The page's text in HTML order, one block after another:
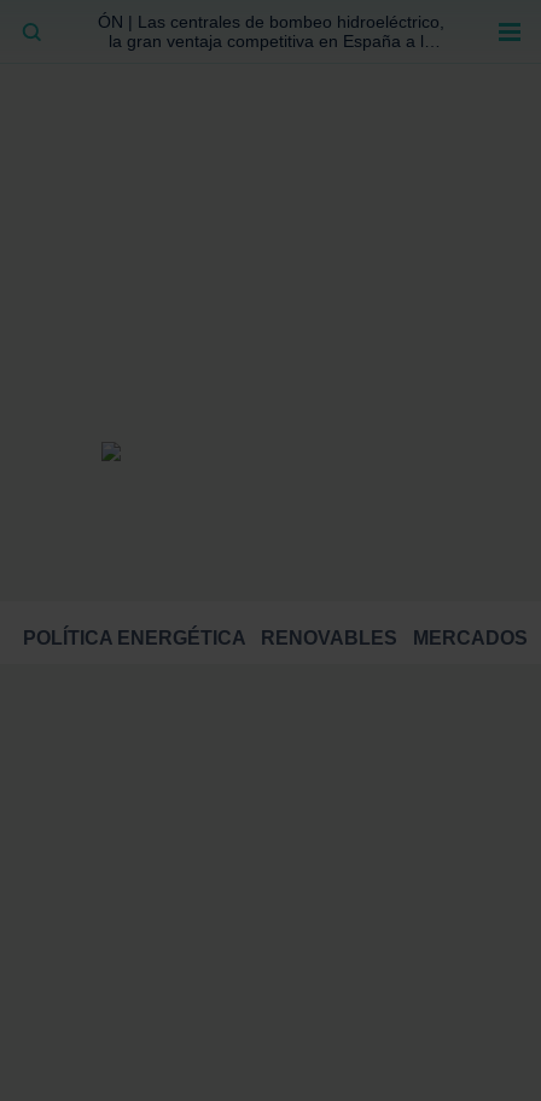
ÓN | Las centrales de bombeo hidroeléctrico,
la gran ventaja competitiva en España a la
POLÍTICA ENERGÉTICA RENOVABLES MERCADOS
BUSCAR